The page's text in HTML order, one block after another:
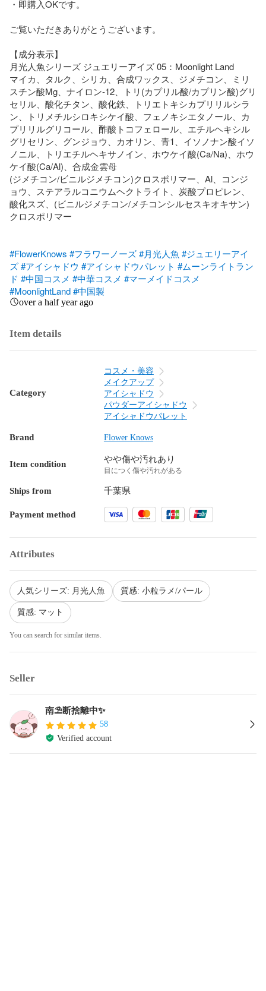
・即購入OKです。
ご覧いただきありがとうございます。
【成分表示】
月光人魚シリーズ ジュエリーアイズ 05：Moonlight Land
マイカ、タルク、シリカ、合成ワックス、ジメチコン、ミリ
スチン酸Mg、ナイロン-12、トリ(カプリル酸/カプリン酸)グリ
セリル、酸化チタン、酸化鉄、トリエトキシカプリリルシラ
ン、トリメチルシロキシケイ酸、フェノキシエタノール、カ
プリリルグリコール、酢酸トコフェロール、エチルヘキシル
グリセリン、グンジョウ、カオリン、青1、イソノナン酸イソ
ノニル、トリエチルヘキサノイン、ホウケイ酸(Ca/Na)、ホウ
ケイ酸(Ca/Al)、合成金雲母
(ジメチコン/ビニルジメチコン)クロスポリマー、Al、コンジ
ョウ、ステアラルコニウムヘクトライト、炭酸プロピレン、
酸化スズ、(ビニルジメチコン/メチコンシルセスキオキサン)
クロスポリマー
#FlowerKnows #フラワーノーズ#月光人魚 #ジュエリーアイ
ズ#アイシャドウ #アイシャドウパレット #ムーンライトラン
ド #中国コスメ #中華コスメ #マーメイドコスメ
#MoonlightLand#中国製
over a half year ago
Item details
Category
コスメ・美容
メイクアップ
アイシャドウ
パウダーアイシャドウ
アイシャドウパレット
Brand Flower Knows
Item condition やや傷や汚れあり
目につく傷や汚れがある
Ships from 千葉県
Payment method
Attributes
人気シリーズ: 月光人魚 質感: 小粒ラメ/パール
質感: マット
You can search for similar items.
Seller
南⛱️断捨離中✨️
58
Verified account